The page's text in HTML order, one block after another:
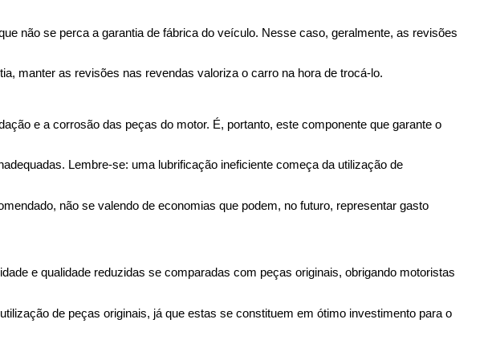
não se perca a garantia de fábrica do veículo. Nesse caso, geralmente, as revisões
manter as revisões nas revendas valoriza o carro na hora de trocá-lo.
e a corrosão das peças do motor. É, portanto, este componente que garante o
Lembre-se: uma lubrificação ineficiente começa da utilização de
não se valendo de economias que podem, no futuro, representar gasto
e qualidade reduzidas se comparadas com peças originais, obrigando motoristas
de peças originais, já que estas se constituem em ótimo investimento para o